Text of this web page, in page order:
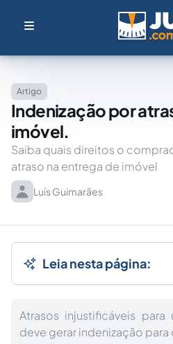
Artigo
Indenização por
imóvel.
Saiba quais direitos o
atraso na entrega de imóvel
Luís Guimarães
Leia nesta página:
Atrasos injustificáveis
deve gerar indenização